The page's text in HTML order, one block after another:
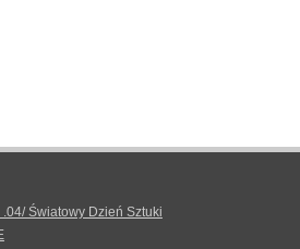
Światowy Dzień Sztuki